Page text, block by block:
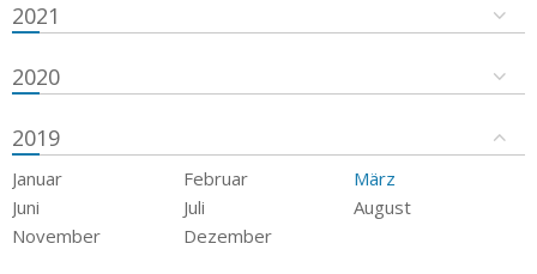
2021
2020
2019
Januar Februar
März
Juni
Juli
August
November
Dezember